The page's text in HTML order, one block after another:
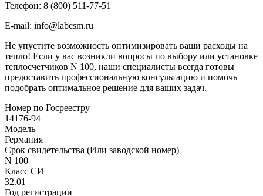
Телефон: 8 (800) 511-77-51
E-mail: info@labcsm.ru
Не упустите возможность оптимизировать ваши расходы на
тепло! Если у вас возникли вопросы по выбору или установке
теплосчетчиков N 100, наши специалисты всегда готовы
предоставить профессиональную консультацию и помочь
подобрать оптимальное решение для ваших задач.
Номер по Госреестру
14176-94
Модель
Германия
Срок свидетельства (Или заводской номер)
N 100
Класс СИ
32.01
Год регистрации